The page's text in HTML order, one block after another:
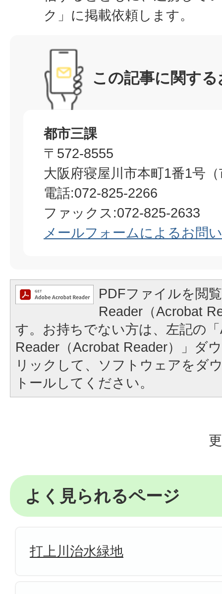
ク」に掲載依頼します。
この記事に関す
都市三課
〒572-8555
大阪府寝屋川市本町1番1号
電話:072-825-2266
ファックス:072-825-2633​​​​​​​
メールフォームによるお問
PDFファイルを閲
Reader（Acrobat
す。お持ちでない方は、左記の
Reader（Acrobat Reader）」ダ
リックして、ソフトウェアをダ
トールしてください。
よく見られるページ
打上川治水緑地